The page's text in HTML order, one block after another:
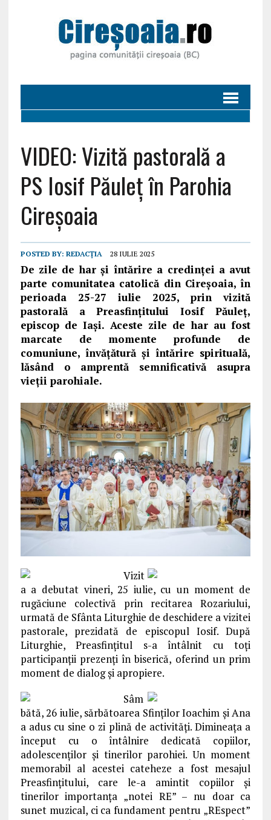
VIDEO: Vizită pastorală a
PS Iosif Păuleţ în Parohia
Cireşoaia
POSTED BY: REDACȚIA 28 IULIE 2025
De zile de har şi întărire a credinţei a avut
parte comunitatea catolică din Cireşoaia, în
perioada 25-27 iulie 2025, prin vizită
pastorală a Preasfinţitului Iosif Păuleţ,
episcop de Iaşi. Aceste zile de har au fost
marcate de momente profunde de
comuniune, învăţătură şi întărire spirituală,
lăsând o amprentă semnificativă asupra
vieţii parohiale.
Vizit
a a debutat vineri, 25 iulie, cu un moment de
rugăciune colectivă prin recitarea Rozariului,
urmată de Sfânta Liturghie de deschidere a vizitei
pastorale, prezidată de episcopul Iosif. După
Liturghie, Preasfinţitul s-a întâlnit cu toţi
participanţii prezenţi în biserică, oferind un prim
moment de dialog şi apropiere.
Sâm
bătă, 26 iulie, sărbătoarea Sfinţilor Ioachim şi Ana
a adus cu sine o zi plină de activităţi. Dimineaţa a
început cu o întâlnire dedicată copiilor,
adolescenţilor şi tinerilor parohiei. Un moment
memorabil al acestei cateheze a fost mesajul
Preasfinţitului, care le-a amintit copiilor şi
tinerilor importanţa „notei RE” – nu doar ca
sunet muzical, ci ca fundament pentru „REspect”